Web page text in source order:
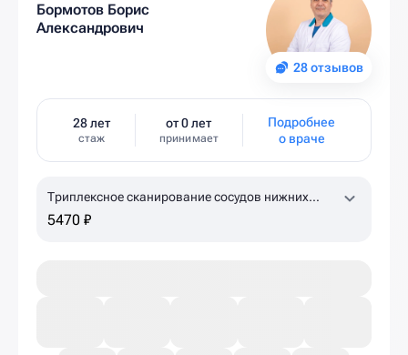
28 отзывов
Бормотов Борис
Александрович
28 лет
стаж
от 0 лет
принимает
Подробнее
о враче
Триплексное сканирование сосудов нижних
конечностей
5470 ₽